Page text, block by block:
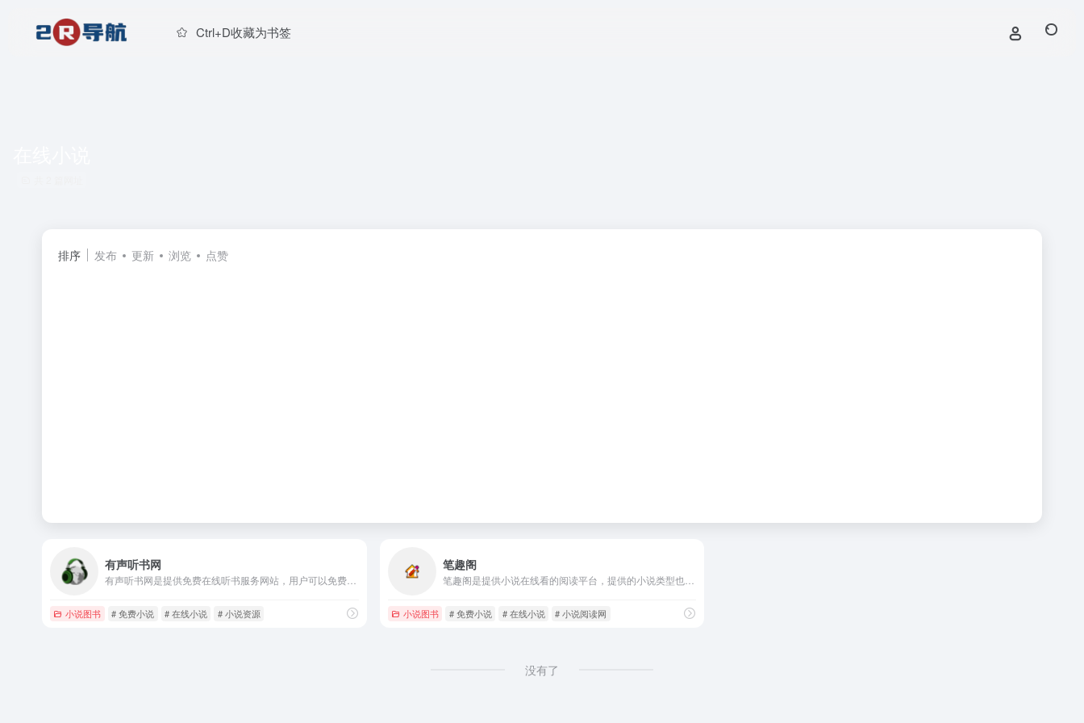
Ctrl+D收藏为书签
排序 发布 更新 浏览 点赞
有声听书网
小说图书 # 免费小说 # 在线小说 # 小说资源
笔趣阁
笔趣阁是提供小说在线看的阅读平台，提供的小说类型也是多种多样，如玄幻小说、仙侠小说、都市生活、穿越小说、游戏小说、科幻小说等，满足不同用户的需求。
小说图书 # 免费小说 # 在线小说 # 小说阅读网
没有了